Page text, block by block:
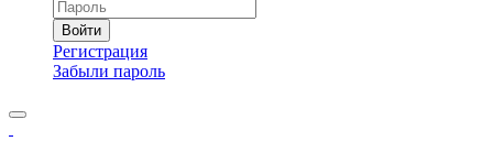
Войти
Регистрация
Забыли пароль